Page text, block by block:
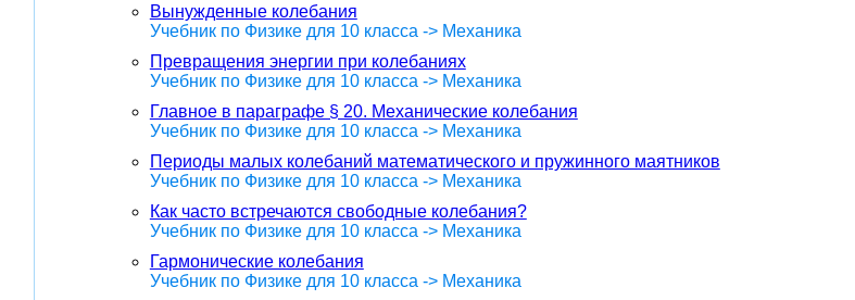
Вынужденные колебания
Учебник по Физике для 10 класса -> Механика
Превращения энергии при колебаниях
Учебник по Физике для 10 класса -> Механика
Главное в параграфе § 20. Механические колебания
Учебник по Физике для 10 класса -> Механика
Периоды малых колебаний математического и пружинного маятников
Учебник по Физике для 10 класса -> Механика
Как часто встречаются свободные колебания?
Учебник по Физике для 10 класса -> Механика
Гармонические колебания
Учебник по Физике для 10 класса -> Механика